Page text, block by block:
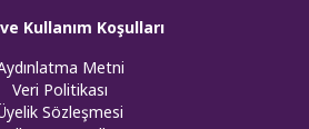
Kullanım Koşulları
Metni
Veri Politikası
Sözleşmesi